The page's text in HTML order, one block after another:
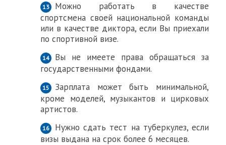
Можно работать в качестве
спортсмена своей национальной команды
или в качестве диктора, если Вы приехали
по спортивной визе.
Вы не имеете права обращаться за
государственными фондами.
Зарплата может быть минимальной,
кроме моделей, музыкантов и цирковых
артистов.
Нужно сдать тест на туберкулез, если
визы выдана на срок более 6 месяцев.